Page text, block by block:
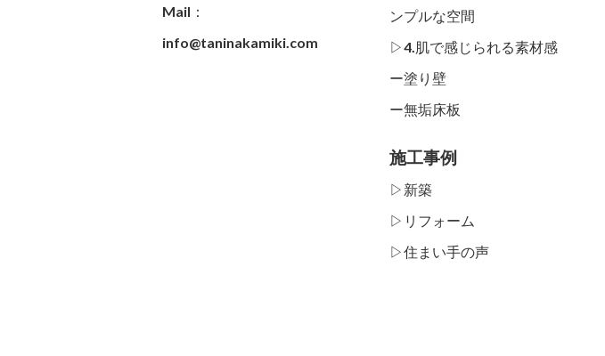
Mail：
info@taninakamiki.com
ンプルな空間
▷4.肌で感じられる素材感
ー塗り壁
ー無垢床板
施工事例
▷新築
▷リフォーム
▷住まい手の声